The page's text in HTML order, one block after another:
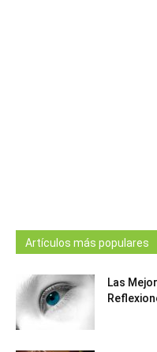
Artículos más populares
Las